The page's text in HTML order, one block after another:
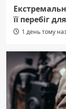
її перебіг
1 день тому